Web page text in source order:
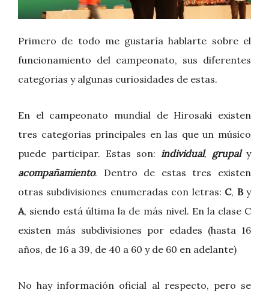
Primero de todo me gustaría hablarte sobre el
funcionamiento del campeonato, sus diferentes
categorias y algunas curiosidades de estas.
En el campeonato mundial de Hirosaki existen
tres categorias principales en las que un músico
puede participar. Estas son: individual, grupaly
acompañamiento. Dentro de estas tres existen
otras subdivisiones enumeradas con letras: C, By
A, siendo está última la de más nivel. En la clase C
existen más subdivisiones por edades (hasta 16
años, de 16 a 39, de 40 a 60 y de 60 en adelante)
No hay información oficial al respecto, pero se